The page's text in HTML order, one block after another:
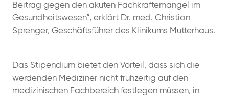
Beitrag gegen den akuten Fachkräftemangel im
Gesundheitswesen“, erklärt Dr. med. Christian
Sprenger, Geschäftsführer des Klinikums Mutterhaus.
Das Stipendium bietet den Vorteil, dass sich die
werdenden Mediziner nicht frühzeitig auf den
medizinischen Fachbereich festlegen müssen, in